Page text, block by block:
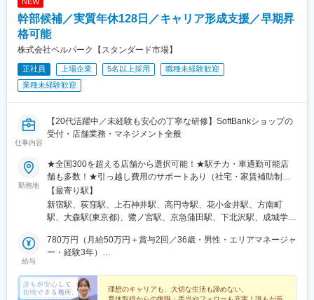
新松戸駅、京成千葉駅、京成船橋駅、船橋駅、柏駅、増尾駅、柏
の葉キャンパス駅、南柏駅、地区センター駅、成東駅、八日市場
駅、矢板駅、茂原駅、東金駅、東武和泉駅、太田駅(群馬県)、館林
松駅、春日井駅(中央本線)、佐古木駅、扶桑駅、新瑞橋駅、多屋
駅、熱田駅、柏森駅、青塚駅、春日井駅(名鉄線)、中島駅(愛知
駅、日進駅(愛知県)、岩倉駅(愛知県)、鈴鹿サーキット稲生駅、津
島駅、小牧口駅、港区役所駅、菰野駅、近鉄四日市駅、三日市
県)、高茶屋駅、美濃青柳駅、北方真桑駅、荒尾駅(岐阜県)、江南
駅(愛知県)、西長堀駅、江坂駅、服部天神駅、塚本駅、東三国駅、
庄内駅(大阪府)、高槻駅、ドーム前駅、門真市駅、千船駅、長尾駅
(大阪府)、万博記念公園駅、十三駅、三国駅(大阪府)、まつもと町
屋駅、北鯖江駅、福大前西福井駅、敦賀駅、越前新保駅、神明駅
(福井県)、商工会議所前駅、比治山下駅、東山・おかでんミュージ
アム駅、寺家駅、大元駅、三次駅、西高屋駅、広域公園前駅、次
郎丸駅、花畑駅、羽犬塚駅、竹下駅、高宮駅(福岡県)、新鳥栖駅、
吉野ケ里公園駅、牛津駅、勝瑞駅、鮎喰駅、佐古駅、丸亀駅、撫
駅、野方駅、豊田市駅、常山駅、宇野駅、茨木市駅、鳥取駅、松
江しんじ湖温泉駅、益田駅、宇品三丁目駅、讃岐塩屋駅、大井町
幹部候補／実質年休128日／キャリア形成支援／早期昇
格可能
株式会社ベルパーク【スタンダード市場】
正社員 上場企業 5名以上採用
職種未経験歓迎
業種未経験歓迎
仕事内容
【20代活躍中／未経験も安心の丁寧な研修】SoftBankショップの
受付・店舗業務・マネジメント全般
勤務地
★全国300を超える店舗から選択可能！★駅チカ・車通勤可能店
舗も多数！★引っ越し費用のサポートあり（社宅・家賃補助制度
など）※U・Iターン支援あり！ご希望の方も、安心してご応募くだ
さい！※受動喫煙体制：屋内全面禁煙（配属先規定に準ずる）＜特
に、積極採用中！＞東京、神奈川、千葉、埼玉、福井、三重、岐
葉、埼玉、栃木、群馬、茨城【北陸・甲信越】福井、新潟【東
海】愛知、三重、岐阜【関西】大阪【中国】岡山、広島、鳥取、
囲：会社の定める業務就業場所の変更の範囲：会社の定める場所
【最寄り駅】
新宿駅、荻窪駅、上石神井駅、高円寺駅、花小金井駅、方南町
駅、大森駅(東京都)、鷺ノ宮駅、京急蒲田駅、下北沢駅、成城学園
下鉄成増駅、高島平駅、練馬駅、亀戸駅、亀有駅、南千住駅、蓮
根駅、北千住駅、綾瀬駅、船堀駅、西大島駅、青砥駅、小岩駅、
北八王子駅、河辺駅、西八王子駅、多摩センター駅、京王永山
駅、分倍河原駅、東大和市駅、南大沢駅、矢野口駅、町田駅、田
給与
780万円（月給50万円＋賞与2回／36歳・男性・エリアマネージャ
ー・経験3年）
理想のキャリアも、大切な生活も諦めない。